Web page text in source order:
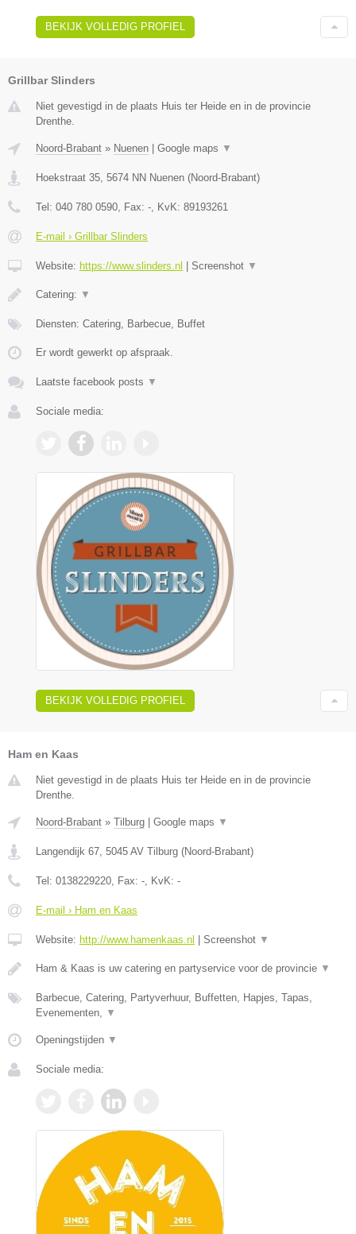
BEKIJK VOLLEDIG PROFIEL
Grillbar Slinders
Niet gevestigd in de plaats Huis ter Heide en in de provincie
Drenthe.
Noord-Brabant » Nuenen Google maps ▼
Hoekstraat 35, 5674 NN Nuenen (Noord-Brabant)
Tel: 040 780 0590, Fax: -, KvK: 89193261
E-mail › Grillbar Slinders
Website: https://www.slinders.nl Screenshot ▼
Catering: ▼
Diensten: Catering, Barbecue, Buffet
Er wordt gewerkt op afspraak.
Laatste facebook posts ▼
Sociale media:
BEKIJK VOLLEDIG PROFIEL
Ham en Kaas
Niet gevestigd in de plaats Huis ter Heide en in de provincie
Drenthe.
Noord-Brabant » Tilburg Google maps ▼
Langendijk 67, 5045 AV Tilburg (Noord-Brabant)
Tel: 0138229220, Fax: -, KvK: -
E-mail › Ham en Kaas
Website: http://www.hamenkaas.nl Screenshot ▼
Ham & Kaas is uw catering en partyservice voor de provincie ▼
Barbecue, Catering, Partyverhuur, Buffetten, Hapjes, Tapas,
Evenementen, ▼
Openingstijden ▼
Sociale media: